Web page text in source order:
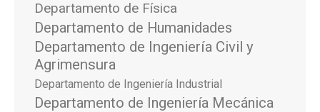
Departamento de Física
Departamento de Humanidades
Departamento de Ingeniería Civil y
Agrimensura
Departamento de Ingeniería Industrial
Departamento de Ingeniería Mecánica